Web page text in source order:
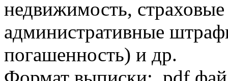
недвижимость,
административные
погашенность) и др.